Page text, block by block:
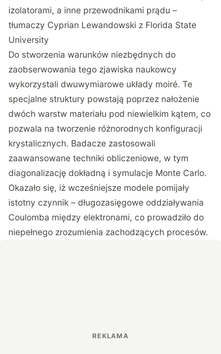
izolatorami, a inne przewodnikami prądu –
tłumaczy Cyprian Lewandowski z Florida State
University
Do stworzenia warunków niezbędnych do
zaobserwowania tego zjawiska naukowcy
wykorzystali dwuwymiarowe układy moiré. Te
specjalne struktury powstają poprzez nałożenie
dwóch warstw materiału pod niewielkim kątem, co
pozwala na tworzenie różnorodnych konfiguracji
krystalicznych. Badacze zastosowali
zaawansowane techniki obliczeniowe, w tym
diagonalizację dokładną i symulacje Monte Carlo.
Okazało się, iż wcześniejsze modele pomijały
istotny czynnik – długozasięgowe oddziaływania
Coulomba między elektronami, co prowadziło do
niepełnego zrozumienia zachodzących procesów.